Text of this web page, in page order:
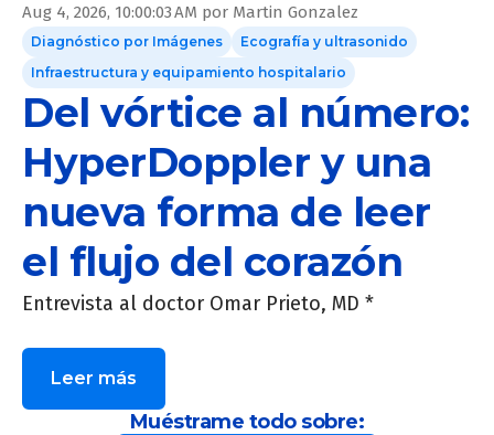
Aug 4, 2026, 10:00:03 AM por Martin Gonzalez
Diagnóstico por Imágenes
Ecografía y ultrasonido
Infraestructura y equipamiento hospitalario
Del vórtice al número:
HyperDoppler y una
nueva forma de leer
el flujo del corazón
Entrevista al doctor Omar Prieto, MD *
Leer más
Muéstrame todo sobre: